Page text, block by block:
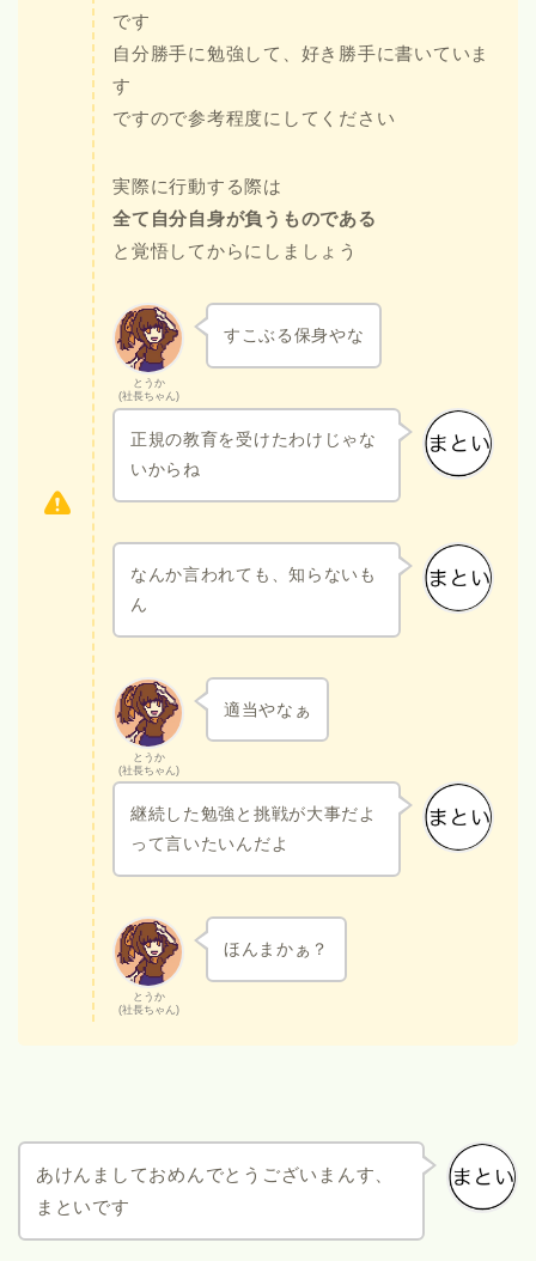
です
自分勝手に勉強して、好き勝手に書いていま
す
ですので参考程度にしてください
実際に行動する際は
全て自分自身が負うものである
と覚悟してからにしましょう
とうか
(社長ちゃん)
すこぶる保身やな
正規の教育を受けたわけじゃな
いからね
なんか言われても、知らないも
ん
とうか
(社長ちゃん)
適当やなぁ
継続した勉強と挑戦が大事だよ
って言いたいんだよ
とうか
(社長ちゃん)
ほんまかぁ？
あけんましておめんでとうございまんす、
まといです